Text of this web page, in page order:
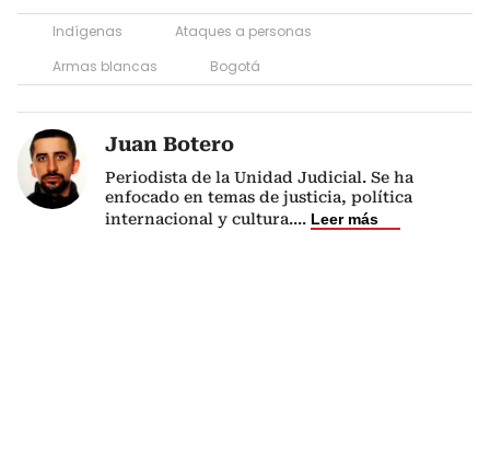
Indígenas
Ataques a personas
Armas blancas
Bogotá
Juan Botero
Periodista de la Unidad Judicial. Se ha
enfocado en temas de justicia, política
internacional y cultura.... Leer más